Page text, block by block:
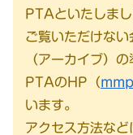
PTAといたしま
ご覧いただけな
（アーカイブ）
PTAのHP（
います。
アクセス方法な